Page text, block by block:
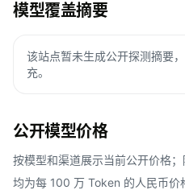
模型覆盖摘要
该站点暂未生成公开探测摘要
充。
公开模型价格
按模型和渠道展示当前公开价格
均为每 100 万 Token 的人民币价